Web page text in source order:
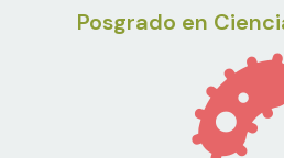
Posgrado en